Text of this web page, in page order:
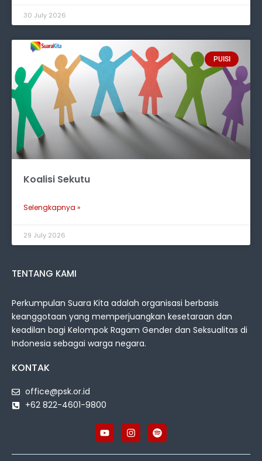
30 July 2026
PUISI
Koalisi Sekutu
Selengkapnya »
29 July 2026
TENTANG KAMI
Perkumpulan Suara Kita adalah organisasi berbasis
keanggotaan yang memperjuangkan kesetaraan dan
keadilan bagi Kelompok Ragam Gender dan Seksualitas di
Indonesia sebagai warga negara.
KONTAK
office@psk.or.id
+62 822-4601-9800